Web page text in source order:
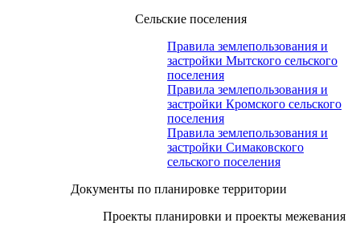
Сельские поселения
Правила землепользования и
застройки Мытского сельского
поселения
Правила землепользования и
застройки Кромского сельского
поселения
Правила землепользования и
застройки Симаковского
сельского поселения
Документы по планировке территории
Проекты планировки и проекты межевания